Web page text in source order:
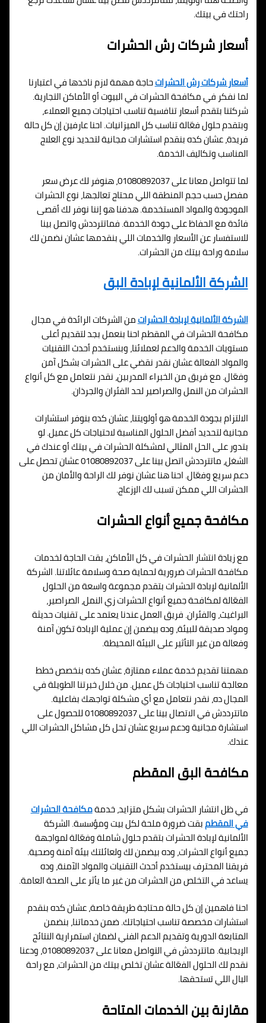
راحتك في بيتك.
أسعار شركات رش الحشرات
أسعار شركات رش الحشراتحاجة مهمة لازم ناخدها في اعتبارنا
لما نفكر في مكافحة الحشرات في البيوت أو الأماكن التجارية.
شركتنا بتقدم أسعار تنافسية تناسب احتياجات جميع العملاء،
وبتقدم حلول فعّالة تناسب كل الميزانيات. احنا عارفين إن كل حالة
فريدة، عشان كده بنقدم استشارات مجانية لتحديد نوع العلاج
المناسب وتكاليف الخدمة.
لما تتواصل معانا على 01080892037، هنوفر لك عرض سعر
مفصل حسب حجم المنطقة اللي محتاج تعالجها، نوع الحشرات
الموجودة والمواد المستخدمة. هدفنا هو إننا نوفر لك أقصى
فائدة مع الحفاظ على جودة الخدمة. فماتترددش واتصل بينا
للاستفسار عن الأسعار والخدمات اللي بنقدمها عشان نضمن لك
سلامة وراحة بيتك من الحشرات.
الشركة الألمانية لإبادة البق
الشركة الألمانية لإبادة الحشراتمن الشركات الرائدة في مجال
مكافحة الحشرات في المقطم احنا بنعمل بجد لتقديم أعلى
مستويات الخدمة والدعم لعملائنا، وبنستخدم أحدث التقنيات
والمواد الفعالة عشان نقدر نقضي على الحشرات بشكل آمن
وفعّال. مع فريق من الخبراء المدربين، نقدر نتعامل مع كل أنواع
الحشرات من النمل والصراصير لحد الفئران والجرذان.
الالتزام بجودة الخدمة هو أولويتنا، عشان كده بنوفر استشارات
مجانية لتحديد أفضل الحلول المناسبة لاحتياجات كل عميل. لو
بتدور على الحل المثالي لمشكلة الحشرات في بيتك أو عندك في
الشغل، ماتترددش اتصل بينا على 01080892037 عشان تحصل على
دعم سريع وفعّال. احنا هنا عشان نوفر لك الراحة والأمان من
الحشرات اللي ممكن تسبب لك الإزعاج.
مكافحة جميع أنواع الحشرات
مع زيادة انتشار الحشرات في كل الأماكن، بقت الحاجة لخدمات
مكافحة الحشرات ضرورية لحماية صحة وسلامة عائلاتنا. الشركة
الألمانية لإبادة الحشرات بتقدم مجموعة واسعة من الحلول
الفعّالة لمكافحة جميع أنواع الحشرات زي النمل، الصراصير،
البراغيث، والفئران. فريق العمل عندنا يعتمد على تقنيات حديثة
ومواد صديقة للبيئة، وده بيضمن إن عملية الإبادة تكون آمنة
وفعالة من غير التأثير على البيئة المحيطة.
مهمتنا تقديم خدمة عملاء ممتازة، عشان كده بنخصص خطط
معالجة تناسب احتياجات كل عميل. من خلال خبرتنا الطويلة في
المجال ده، نقدر نتعامل مع أي مشكلة تواجهك بفاعلية.
ماتترددش في الاتصال بينا على 01080892037 للحصول على
استشارة مجانية ودعم سريع عشان تحل كل مشاكل الحشرات اللي
عندك.
مكافحة البق المقطم
في ظل انتشار الحشرات بشكل متزايد، خدمةمكافحة الحشرات
في المقطمبقت ضرورة ملحة لكل بيت ومؤسسة. الشركة
الألمانية لإبادة الحشرات بتقدم حلول شاملة وفعّالة لمواجهة
جميع أنواع الحشرات، وده بيضمن لك ولعائلتك بيئة آمنة وصحية.
فريقنا المحترف بيستخدم أحدث التقنيات والمواد الآمنة، وده
يساعد في التخلص من الحشرات من غير ما يأثر على الصحة العامة.
احنا فاهمين إن كل حالة محتاجة طريقة خاصة، عشان كده بنقدم
استشارات مخصصة تناسب احتياجاتك. ضمن خدماتنا، بنضمن
المتابعة الدورية وتقديم الدعم الفني لضمان استمرارية النتائج
الإيجابية. ماتترددش في التواصل معانا على 01080892037، ودعنا
نقدم لك الحلول الفعّالة عشان تخلص بيتك من الحشرات، مع راحة
البال اللي تستحقها.
مقارنة بين الخدمات المتاحة